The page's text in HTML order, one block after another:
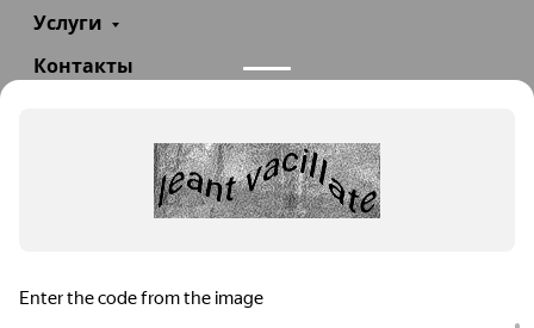
Услуги
Контакты
info@teploexpert.com
Пн—Сб 09:00 – 18:00
TeploExpert.com © 2008 - 2026 Оборудование для